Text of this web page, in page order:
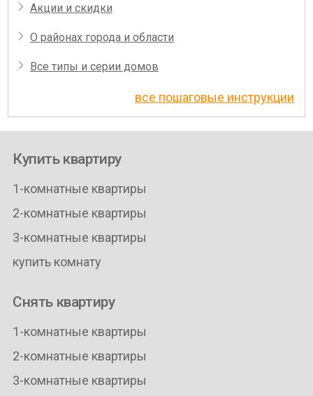
Акции и скидки
О районах города и области
Все типы и серии домов
все пошаговые инструкции
Купить квартиру
1-комнатные квартиры
2-комнатные квартиры
3-комнатные квартиры
купить комнату
Снять квартиру
1-комнатные квартиры
2-комнатные квартиры
3-комнатные квартиры